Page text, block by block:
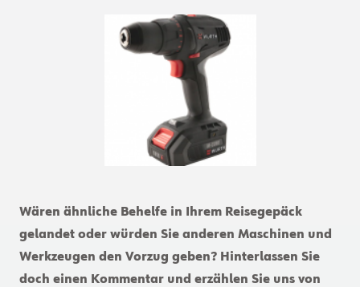
Wären ähnliche Behelfe in Ihrem Reisegepäck
gelandet oder würden Sie anderen Maschinen und
Werkzeugen den Vorzug geben? Hinterlassen Sie
doch einen Kommentar und erzählen Sie uns von